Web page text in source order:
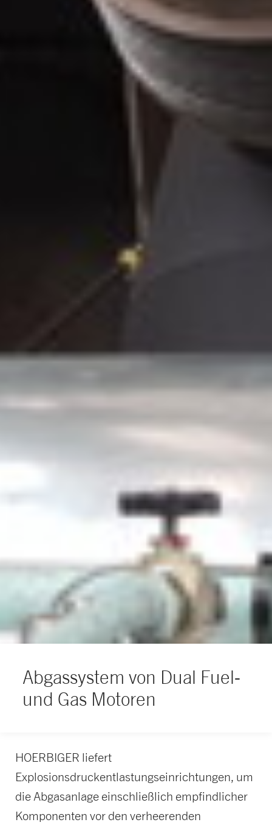
Abgassystem von Dual Fuel-
und Gas Motoren
HOERBIGER liefert
Explosionsdruckentlastungseinrichtungen, um
die Abgasanlage einschließlich empfindlicher
Komponenten vor den verheerenden